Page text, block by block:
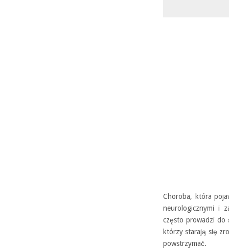
Choroba, która
neurologicznymi i
często prowadzi do
którzy starają się
powstrzymać.